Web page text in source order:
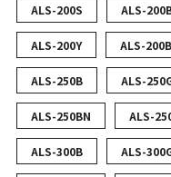
ALS-200S ALS-
ALS-200Y ALS-
ALS-250B ALS-
ALS-250BN ALS-
ALS-300B ALS-